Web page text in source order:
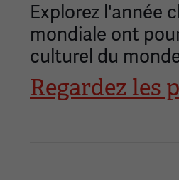
Explorez l'année
mondiale ont
culturel du
Regardez les